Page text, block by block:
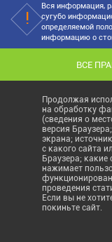
Вся информация,
сугубо
определяемой
информацию о
ВСЕ
Продолжая
на обработку
(сведения о
версия
экрана;
с какого сайта
Браузера; какие
нажимает
проведения
Если вы не
покиньте сайт.